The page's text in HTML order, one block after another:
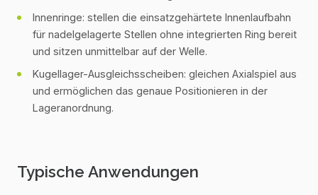
Innenringe: stellen die einsatzgehärtete Innenlaufbahn
für nadelgelagerte Stellen ohne integrierten Ring bereit
und sitzen unmittelbar auf der Welle.
Kugellager-Ausgleichsscheiben: gleichen Axialspiel aus
und ermöglichen das genaue Positionieren in der
Lageranordnung.
Typische Anwendungen